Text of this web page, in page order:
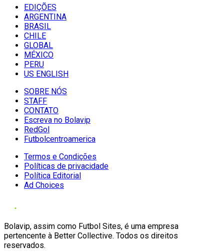
EDIÇÕES
ARGENTINA
BRASIL
CHILE
GLOBAL
MÉXICO
PERU
US ENGLISH
SOBRE NÓS
STAFF
CONTATO
Escreva no Bolavip
RedGol
Futbolcentroamerica
Termos e Condições
Políticas de privacidade
Política Editorial
Ad Choices
Bolavip, assim como Futbol Sites, é uma empresa
pertencente à Better Collective. Todos os direitos
reservados.